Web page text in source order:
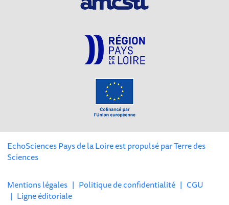
EchoSciences Pays de la Loire est propulsé parTerre des
Sciences
Mentions légales | Politique de confidentialité | CGU
| Ligne éditoriale